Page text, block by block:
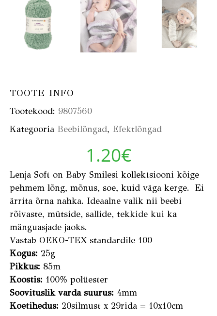
TOOTE INFO
Tootekood: 9807560
Kategooria Beebilõngad, Efektlõngad
1.20€
Lenja Soft on Baby Smilesi kollektsiooni kõige
pehmem lõng, mõnus, soe, kuid väga kerge. Ei
ärrita õrna nahka. Ideaalne valik nii beebi
rõivaste, mütside, sallide, tekkide kui ka
mänguasjade jaoks.
Vastab OEKO-TEX standardile 100
Kogus: 25g
Pikkus: 85m
Koostis: 100% polüester
Soovituslik varda suurus: 4mm
Koetihedus: 20silmust x 29rida = 10x10cm